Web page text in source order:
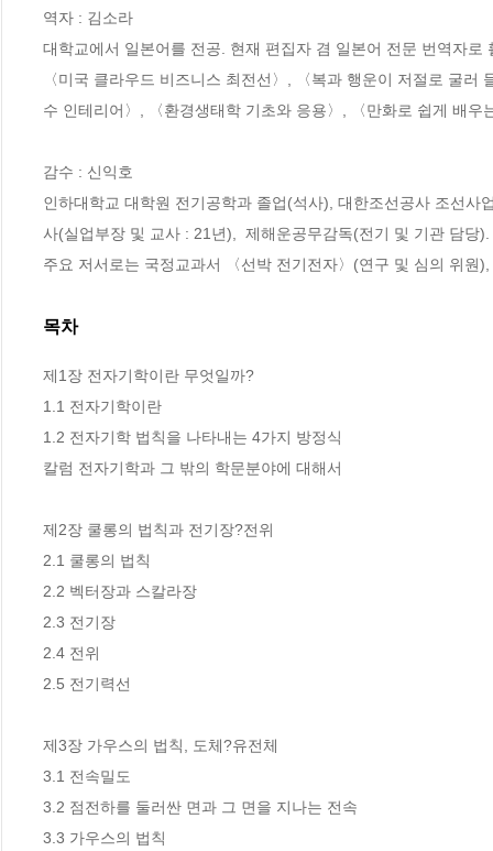
역자 : 김소라
대학교에서 일본어를 전공. 현재 편집자 겸 일본어 전문 번역자
〈미국 클라우드 비즈니스 최전선〉, 〈복과 행운이 저절로 굴
수 인테리어〉, 〈환경생태학 기초와 응용〉, 〈만화로 쉽게 배우
감수 : 신익호
인하대학교 대학원 전기공학과 졸업(석사), 대한조선공사 조선
사(실업부장 및 교사 : 21년),  제해운공무감독(전기 및 기관 담당
주요 저서로는 국정교과서 〈선박 전기전자〉(연구 및 심의 위원
목차
제1장 전자기학이란 무엇일까?
1.1 전자기학이란
1.2 전자기학 법칙을 나타내는 4가지 방정식
칼럼 전자기학과 그 밖의 학문분야에 대해서
제2장 쿨롱의 법칙과 전기장?전위
2.1 쿨롱의 법칙
2.2 벡터장과 스칼라장
2.3 전기장
2.4 전위
2.5 전기력선
제3장 가우스의 법칙, 도체?유전체
3.1 전속밀도
3.2 점전하를 둘러싼 면과 그 면을 지나는 전속
3.3 가우스의 법칙